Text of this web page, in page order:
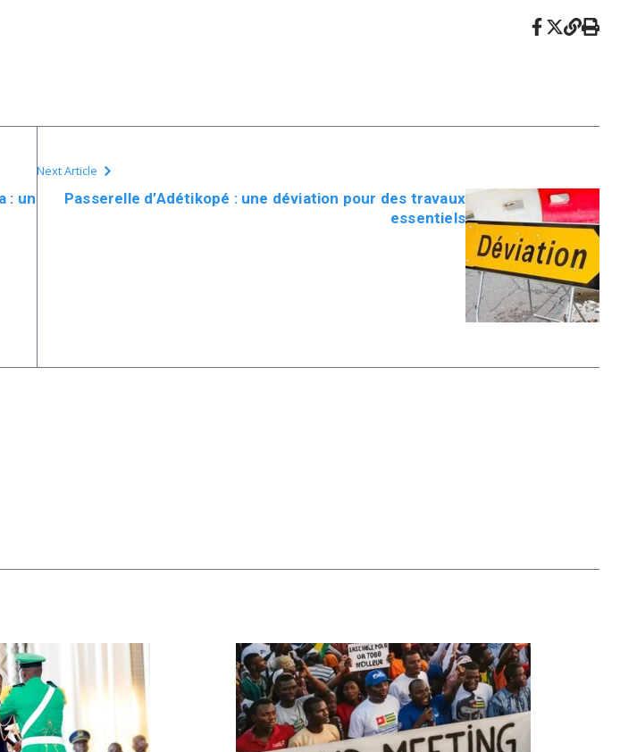
: un
Next Article
Passerelle d’Adétikopé : une déviation pour des travaux
essentiels